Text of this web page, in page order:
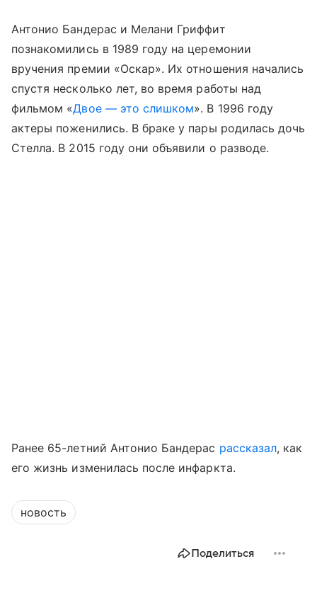
Антонио Бандерас и Мелани Гриффит
познакомились в 1989 году на церемонии
вручения премии «Оскар». Их отношения начались
спустя несколько лет, во время работы над
фильмом «Двое — это слишком». В 1996 году
актеры поженились. В браке у пары родилась дочь
Стелла. В 2015 году они объявили о разводе.
Ранее 65-летний Антонио Бандерас рассказал, как
его жизнь изменилась после инфаркта.
новость
Поделиться